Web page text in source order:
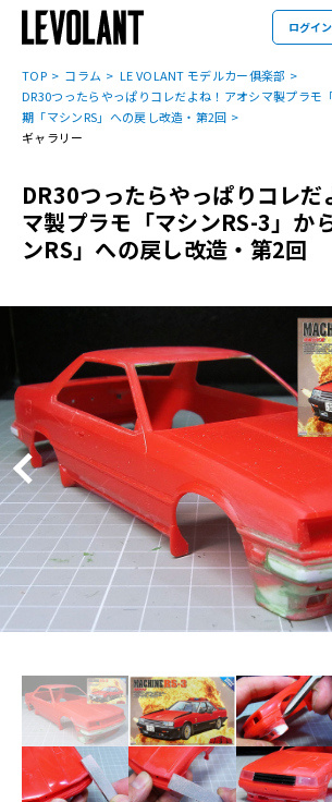
ログイン
TOP コラム
LE VOLANT モデルカー俱楽部
DR30つったらやっぱりコレだよね！アオシマ製プラモ
期「マシンRS」への戻し改造・第2回
ギャラリー
DR30つったらやっぱりコレだ
マ製プラモ「マシンRS-3」か
ンRS」への戻し改造・第2回